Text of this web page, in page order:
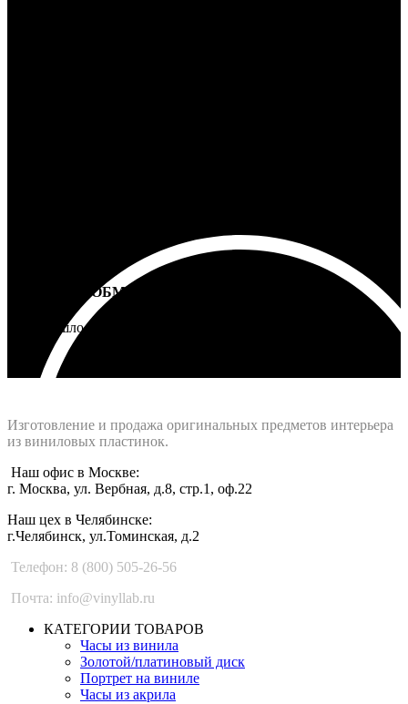
ВОЗВРАТ И ОБМЕН
Не подошло - вернем деньги
Изготовление и продажа оригинальных предметов интерьера
из виниловых пластинок.
Наш офис в Москве:
г. Москва, ул. Вербная, д.8, стр.1, оф.22
Наш цех в Челябинске:
г.Челябинск, ул.Томинская, д.2
Телефон: 8 (800) 505-26-56
Почта: info@vinyllab.ru
КАТЕГОРИИ ТОВАРОВ
Часы из винила
Золотой/платиновый диск
Портрет на виниле
Часы из акрила